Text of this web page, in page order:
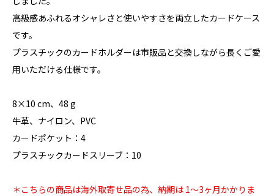
高級感あふれるオシャレさと使いやすさを両立したカードケース
です。
プラスチックのカードホルダーは市販品と交換しながら長くご愛
用いただける仕様です。
8×10 cm、48 g
牛革、ナイロン、PVC
カードポケット：4
プラスチックカードスリーブ：10
＊こちらの商品は海外取寄せ品の為、納期は 1〜3ヶ月かかりま